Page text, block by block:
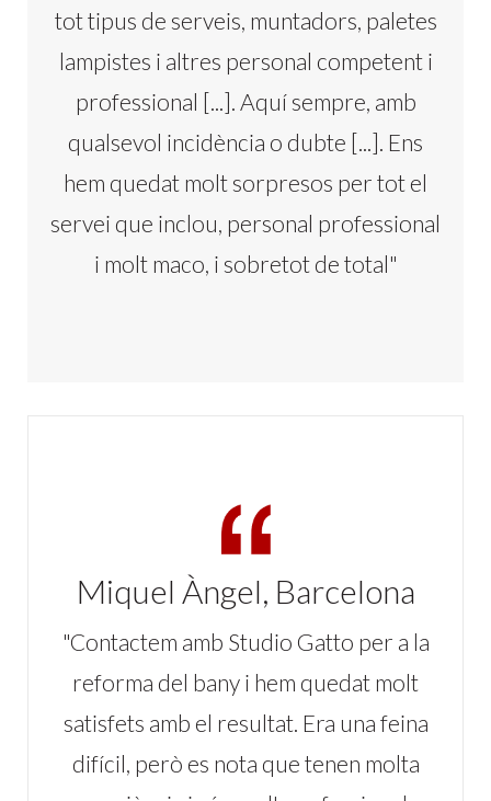
tot tipus de serveis, muntadors, paletes
lampistes i altres personal competent i
professional [...]. Aquí sempre, amb
qualsevol incidència o dubte [...]. Ens
hem quedat molt sorpresos per tot el
servei que inclou, personal professional
i molt maco, i sobretot de total"
Miquel Àngel, Barcelona
"Contactem amb Studio Gatto per a la
reforma del bany i hem quedat molt
satisfets amb el resultat. Era una feina
difícil, però es nota que tenen molta